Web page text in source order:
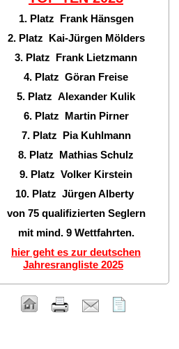
1. Platz Frank Hänsgen
2. Platz Kai-Jürgen Mölders
3. Platz Frank Lietzmann
4. Platz Göran Freise
5. Platz Alexander Kulik
6. Platz Martin Pirner
7. Platz Pia Kuhlmann
8. Platz Mathias Schulz
9. Platz Volker Kirstein
10. Platz Jürgen Alberty
von 75 qualifizierten Seglern
mit mind. 9 Wettfahrten.
hier geht es zur deutschen
Jahresrangliste 2025